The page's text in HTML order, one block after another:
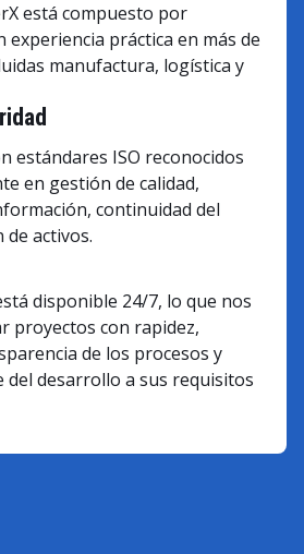
está compuesto por
experiencia práctica en más de
manufactura, logística y
estándares ISO reconocidos
en gestión de calidad,
continuidad del
activos.
disponible 24/7, lo que nos
proyectos con rapidez,
de los procesos y
del desarrollo a sus requisitos